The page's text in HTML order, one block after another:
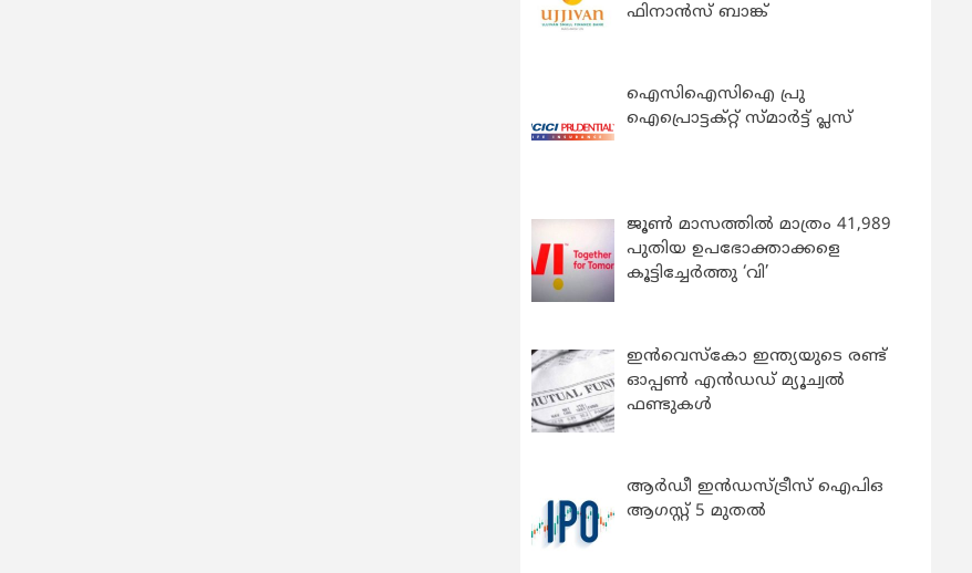
ഫിനാൻസ് ബാങ്ക്
ഐസിഐസിഐ പ്രു
ഐപ്രൊട്ടക്റ്റ് സ്മാർട്ട് പ്ലസ്
ജൂൺ മാസത്തിൽ മാത്രം 41,989
പുതിയ ഉപഭോക്താക്കളെ
കൂട്ടിച്ചേർത്തു ‘വി’
ഇന്‍വെസ്കോ ഇന്ത്യയുടെ രണ്ട്
ഓപ്പണ്‍ എന്‍ഡഡ് മ്യൂച്വല്‍
ഫണ്ടുകള്‍
ആർഡീ ഇൻഡസ്ട്രീസ് ഐപിഒ
ആഗസ്റ്റ് 5 മുതൽ